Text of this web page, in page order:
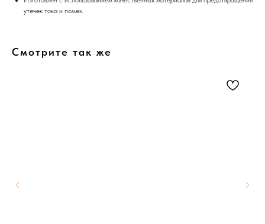
утечек тока и помех.
Смотрите так же